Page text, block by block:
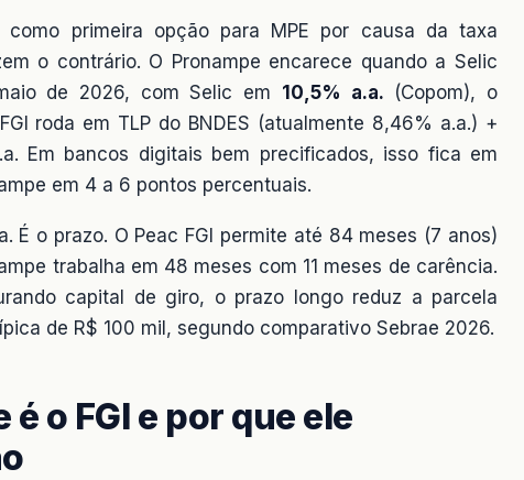
primeira opção para MPE por causa da taxa
o contrário. O Pronampe encarece quando a Selic
de 2026, com Selic em 10,5% a.a. (Copom), o
roda em TLP do BNDES (atualmente 8,46% a.a.) +
Em bancos digitais bem precificados, isso fica em
em 4 a 6 pontos percentuais.
É o prazo. O Peac FGI permite até 84 meses (7 anos)
trabalha em 48 meses com 11 meses de carência.
capital de giro, o prazo longo reduz a parcela
de R$ 100 mil, segundo comparativo Sebrae 2026.
o FGI e por que ele